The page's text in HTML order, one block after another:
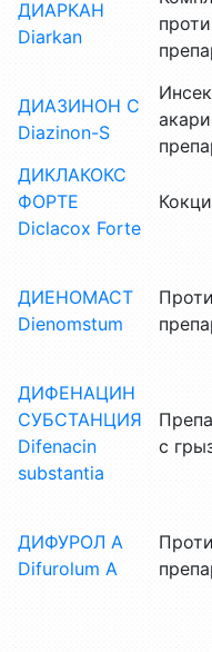
ДИАРКАН
Diarkan
ДИАЗИНОН С
Diazinon-S
ДИКЛАКОКС
ФОРТЕ
Diclaсоx Forte
ДИЕНОМАСТ
Dienomstum
ДИФЕНАЦИН
СУБСТАНЦИЯ
Difenacin
substantia
с
ДИФУРОЛ А
Difurolum А